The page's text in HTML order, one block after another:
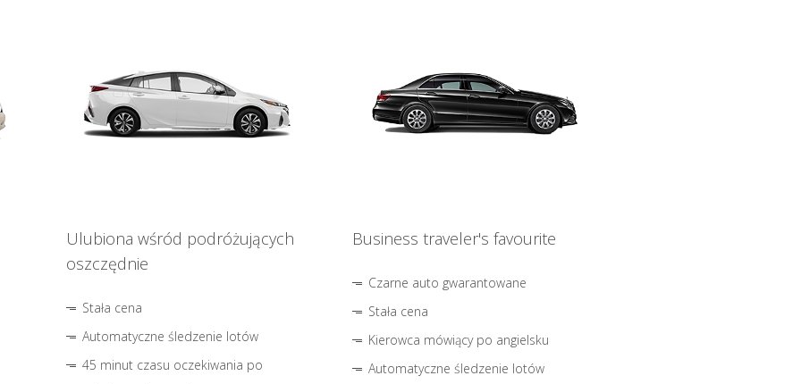
Ulubiona wśród podróżujących
oszczędnie
Stała cena
Automatyczne śledzenie lotów
45 minut czasu oczekiwania po
Business traveler's favourite
Czarne auto gwarantowane
Stała cena
Kierowca mówiący po angielsku
Automatyczne śledzenie lotów